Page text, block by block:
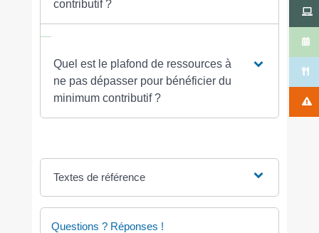
contributif ?
Quel est le plafond de ressources à
ne pas dépasser pour bénéficier du
minimum contributif ?
Textes de référence
Questions ? Réponses !